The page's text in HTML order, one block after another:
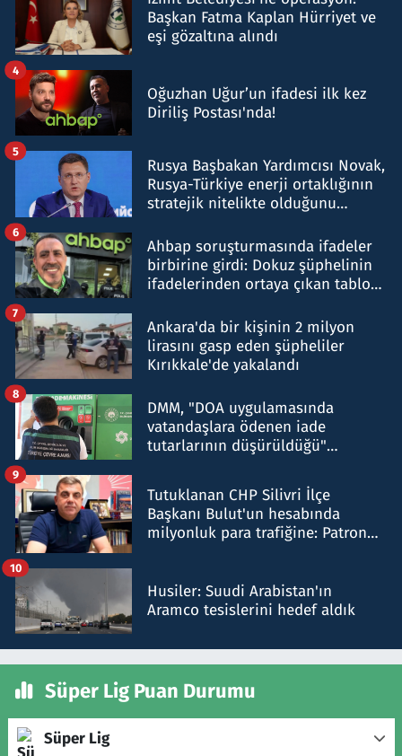
Başkan Fatma Kaplan Hürriyet ve
eşi gözaltına alındı
Oğuzhan Uğur’un ifadesi ilk kez
Diriliş Postası'nda!
4
Rusya Başbakan Yardımcısı Novak,
Rusya-Türkiye enerji ortaklığının
stratejik nitelikte olduğunu
5
Ahbap soruşturmasında ifadeler
birbirine girdi: Dokuz şüphelinin
ifadelerinden ortaya çıkan tablo
6
Ankara'da bir kişinin 2 milyon
lirasını gasp eden şüpheliler
Kırıkkale'de yakalandı
7
DMM, "DOA uygulamasında
vatandaşlara ödenen iade
tutarlarının düşürüldüğü"
8
Tutuklanan CHP Silivri İlçe
Başkanı Bulut'un hesabında
milyonluk para trafiğine: Patron
9
Husiler: Suudi Arabistan'ın
Aramco tesislerini hedef aldık
10
Süper Lig Puan Durumu
Süper Lig